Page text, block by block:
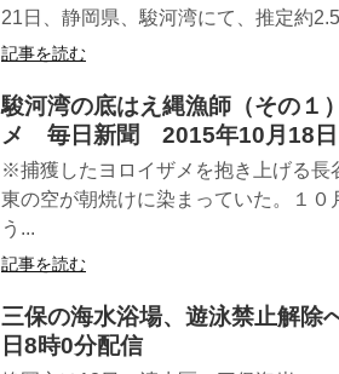
21日、静岡県、駿河湾にて、推定約
記事を読む
駿河湾の底はえ縄漁師（その
メ 毎日新聞 2015年10月18日
※捕獲したヨロイザメを抱き上げる長
東の空が朝焼けに染まっていた。１
う...
記事を読む
三保の海水浴場、遊泳禁止解
日8時0分配信